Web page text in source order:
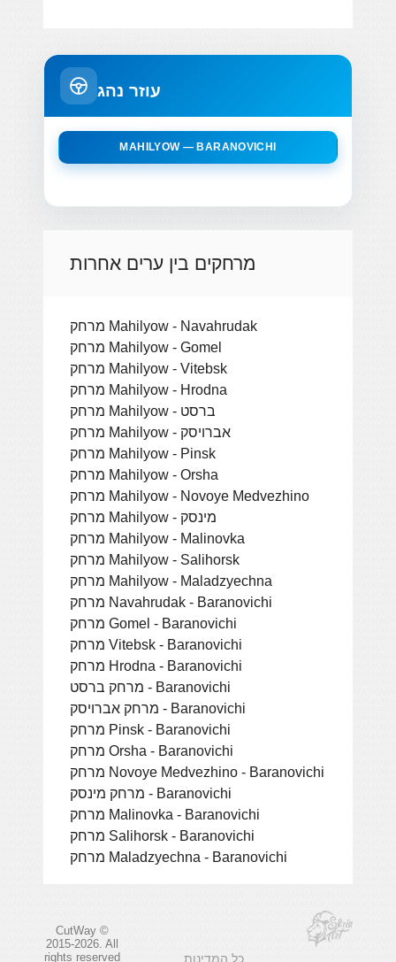
עוזר נהג
MAHILYOW — BARANOVICHI
מרחקים בין ערים אחרות
מרחק Mahilyow - Navahrudak
מרחק Mahilyow - Gomel
מרחק Mahilyow - Vitebsk
מרחק Mahilyow - Hrodna
מרחק Mahilyow - ברסט
מרחק Mahilyow - אברויסק
מרחק Mahilyow - Pinsk
מרחק Mahilyow - Orsha
מרחק Mahilyow - Novoye Medvezhino
מרחק Mahilyow - מינסק
מרחק Mahilyow - Malinovka
מרחק Mahilyow - Salihorsk
מרחק Mahilyow - Maladzyechna
מרחק Navahrudak - Baranovichi
מרחק Gomel - Baranovichi
מרחק Vitebsk - Baranovichi
מרחק Hrodna - Baranovichi
מרחק ברסט - Baranovichi
מרחק אברויסק - Baranovichi
מרחק Pinsk - Baranovichi
מרחק Orsha - Baranovichi
מרחק Novoye Medvezhino - Baranovichi
מרחק מינסק - Baranovichi
מרחק Malinovka - Baranovichi
מרחק Salihorsk - Baranovichi
מרחק Maladzyechna - Baranovichi
CutWay ©
2015-2026. All
rights reserved
כל המדינות